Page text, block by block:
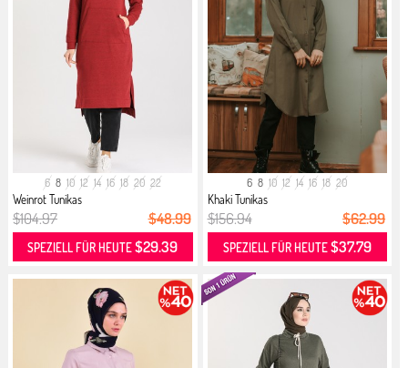
6 8 10 12 14 16 18 20 22
Weinrot Tunikas
$104.97 $48.99
SPEZIELL FÜR HEUTE$29.39
6 8 10 12 14 16 18 20
Khaki Tunikas
$156.94 $62.99
SPEZIELL FÜR HEUTE$37.79